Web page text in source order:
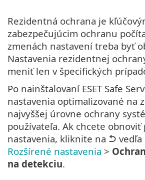
Rezidentná ochrana je
zabezpečujúcim ochranu
zmenách nastavení treba byť
Nastavenia rezidentnej
meniť len v špecifických
Po nainštalovaní ESET Safe
nastavenia optimalizované na
najvyššej úrovne ochrany
používateľa. Ak chcete obnoviť
nastavenia, kliknite na
Rozšírené nastavenia >
na detekciu.